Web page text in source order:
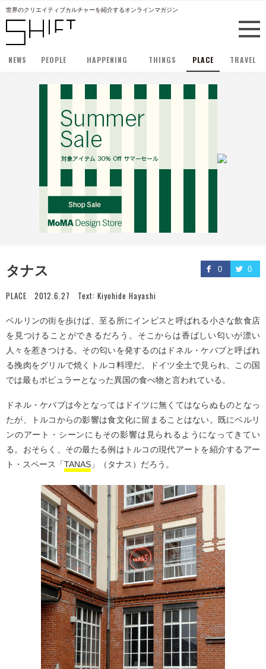
世界のクリエイティブカルチャーを紹介するオンラインマガジン
NEWS PEOPLE HAPPENING THINGS PLACE TRAVEL
0 0
タナス
PLACE 2012.6.27 Text: Kiyohide Hayashi
ベルリンの街を歩けば、至る所にインビスと呼ばれる小さな飲食店
を見つけることができるだろう。そこからは香ばしい匂いが漂い
人々を惹きつける。その匂いを発するのはドネル・ケバブと呼ばれ
る挽肉をグリルで焼くトルコ料理だ。ドイツ全土で見られ、この国
では最もポピュラーとなった異国の食べ物と言われている。
ドネル・ケバブは今となってはドイツに無くてはならぬものとなっ
たが、トルコからの影響は食文化に留まることはない。既にベルリ
ンのアート・シーンにもその影響は見られるようになってきてい
る。おそらく、その最たる例はトルコの現代アートを紹介するアー
ト・スペース「TANAS 」（タナス）だろう。